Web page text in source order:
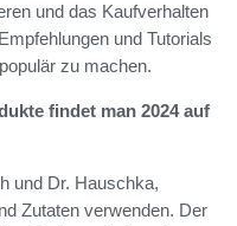
und das Kaufverhalten
und Tutorials
zu machen.
findet man 2024 auf
und Dr. Hauschka,
Zutaten verwenden. Der